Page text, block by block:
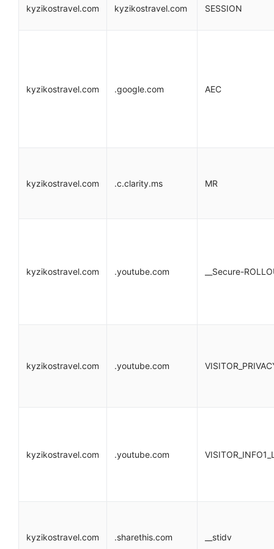
kyzikostravel.com kyzikostravel.com SESSION
kyzikostravel.com .google.com AEC
kyzikostravel.com .c.clarity.ms MR
kyzikostravel.com .youtube.com __Secure-
kyzikostravel.com .youtube.com
kyzikostravel.com .youtube.com
kyzikostravel.com .sharethis.com __stidv